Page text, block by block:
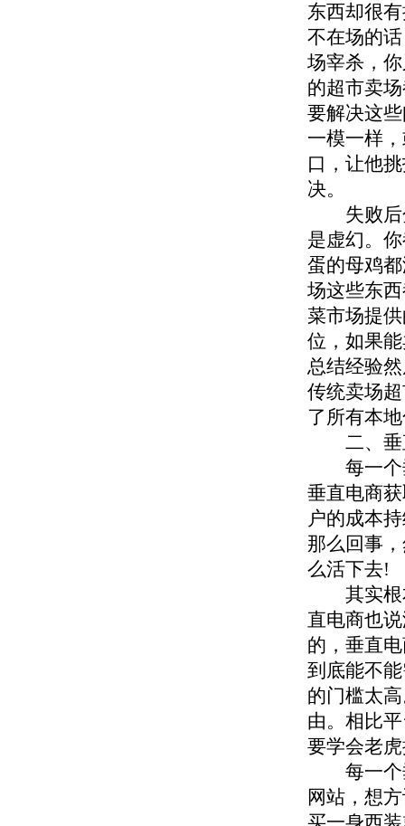
东西却很
不在场的
场宰杀，
的超市卖
要解决这
一模一样
口，让他
决。
失败后分
是虚幻。
蛋的母鸡
场这些东
菜市场提
位，如果
总结经验
传统卖场
了所有本
二、垂
每一个垂
垂直电商
户的成本
那么回事
么活下去!
其实根本
直电商也
的，垂直
到底能不
的门槛太
由。相比
要学会老
每一个垂
网站，想